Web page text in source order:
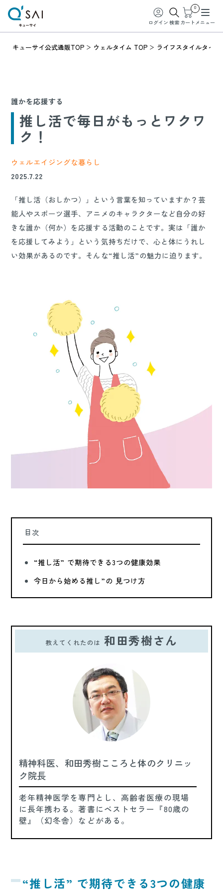
ログイン 検索
0
カート メニュー
キューサイ公式通販TOP ウェルタイム TOP ライフスタイルタイム
誰かを応援する
推し活で毎日がもっとワクワ
ク！
ウェルエイジングな暮らし
2025.7.22
「推し活（おしかつ）」という言葉を知っていますか？芸
能人やスポーツ選手、アニメのキャラクターなど自分の好
きな誰か（何か）を応援する活動のことです。実は「誰か
を応援してみよう」という気持ちだけで、心と体にうれし
い効果があるのです。そんな“推し活”の魅力に迫ります。
目次
“推し活” で期待できる3つの健康効果
今日から始める推し”の 見つけ方
教えてくれたのは 和田秀樹さん
精神科医、和田秀樹こころと体のクリニッ
ク院長
老年精神医学を専門とし、高齢者医療の現場
に長年携わる。著書にベストセラー『80歳の
壁』（幻冬舎）などがある。
“推し活” で期待できる3つの健康